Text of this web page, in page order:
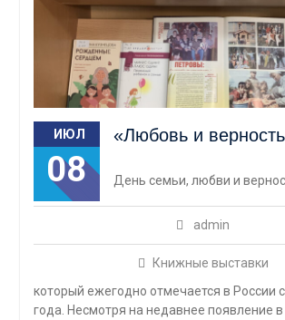
ИЮЛ
08
«Любовь и
admin
Книжные выставки
День семьи, любви и
который ежегодно отмечается в России
года. Несмотря на недавнее появление